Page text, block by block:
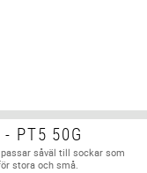
PT5 50G
såväl till sockar som
stora och små.